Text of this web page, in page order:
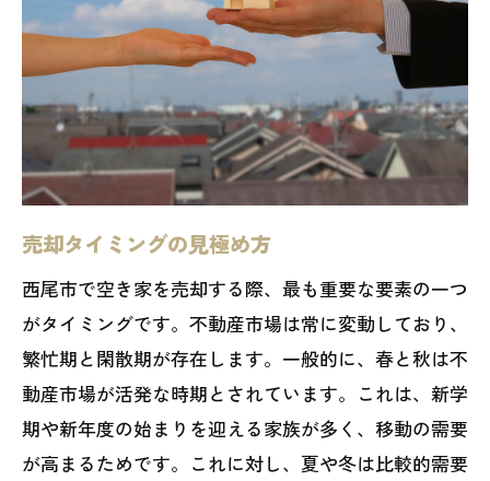
売却タイミングの見極め方
西尾市で空き家を売却する際、最も重要な要素の一つ
がタイミングです。不動産市場は常に変動しており、
繁忙期と閑散期が存在します。一般的に、春と秋は不
動産市場が活発な時期とされています。これは、新学
期や新年度の始まりを迎える家族が多く、移動の需要
が高まるためです。これに対し、夏や冬は比較的需要